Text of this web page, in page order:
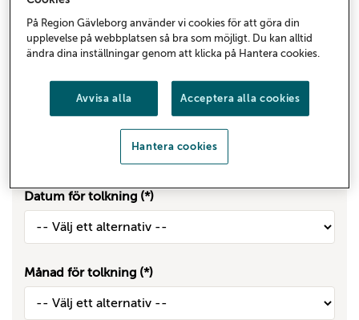
du skall använda tolk:
Teckenspråk/skrivtolk i vårdrelaterade besök
Datum för tolkning
Månad för tolkning
På Region Gävleborg använder vi cookies för att göra din
upplevelse på webbplatsen så bra som möjligt. Du kan alltid
ändra dina inställningar genom att klicka på Hantera cookies.
Avvisa alla Acceptera alla cookies
Hantera cookies